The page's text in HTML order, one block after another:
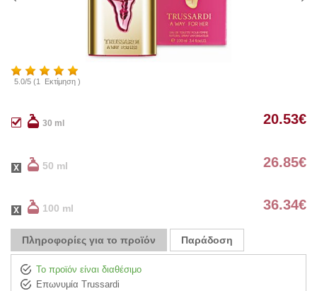
5.0/5 (1 Εκτίμηση )
30 ml 20.53€
50 ml 26.85€
100 ml 36.34€
Πληροφορίες για το προϊόν Παράδοση
Το προϊόν είναι διαθέσιμο
Επωνυμία Trussardi